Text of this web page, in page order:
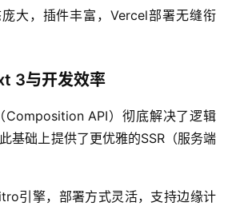
庞大，插件丰富，Vercel部署无缝衔
3与开发效率
Composition API）彻底解决了逻辑
基础上提供了更优雅的SSR（服务端
引擎，部署方式灵活，支持边缘计